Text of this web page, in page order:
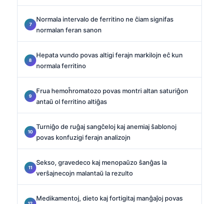
Normala intervalo de ferritino ne ĉiam signifas
normalan feran sanon
Hepata vundo povas altigi ferajn markilojn eĉ kun
normala ferritino
Frua hemoĥromatozo povas montri altan saturiĝon
antaŭ ol ferritino altiĝas
Turniĝo de ruĝaj sangĉeloj kaj anemiaj ŝablonoj
povas konfuzigi ferajn analizojn
Sekso, gravedeco kaj menopaŭzo ŝanĝas la
verŝajnecojn malantaŭ la rezulto
Medikamentoj, dieto kaj fortigitaj manĝaĵoj povas